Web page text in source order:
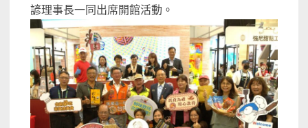
諺理事長一同出席開館活動。